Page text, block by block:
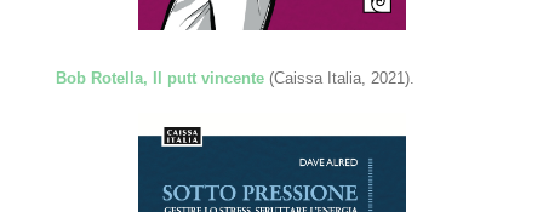
Bob Rotella, Il putt vincente (Caissa Italia, 2021).